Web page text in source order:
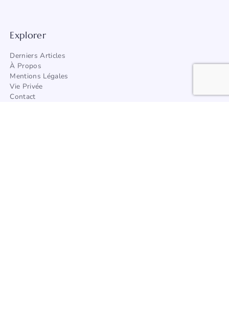
Explorer
Derniers Articles
À Propos
Mentions Légales
Vie Privée
Contact